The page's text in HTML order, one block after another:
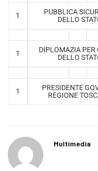
1
PUBBLICA
DELLO
1
DIPLOMAZIA PER
DELLO
1
PRESIDENTE
REGIONE
Multimedia